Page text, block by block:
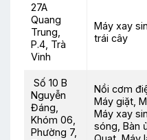
27A
Quang
Trung,
P.4, Trà
Vinh
Máy xay
trái cây
Số 10 B
Nguyễn
Đáng,
Khóm 06,
Phường 7,
Nồi cơm
Máy giặt,
Máy xay
sóng, Bàn